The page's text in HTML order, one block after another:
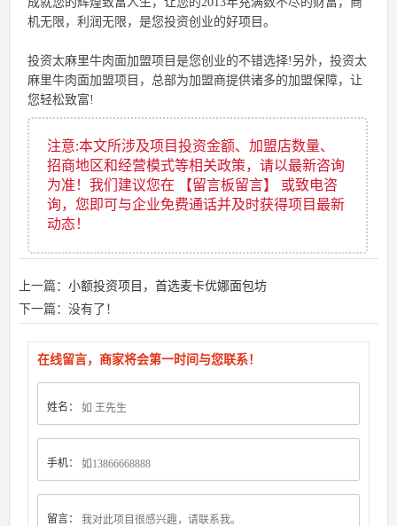
机无限，利润无限，是您投资创业的好项目。
投资太麻里牛肉面加盟项目是您创业的不错选择!另外，投资太
麻里牛肉面加盟项目，总部为加盟商提供诸多的加盟保障，让
您轻松致富!
注意:本文所涉及项目投资金额、加盟店数量、
招商地区和经营模式等相关政策，请以最新咨询
为准！我们建议您在 【留言板留言】 或致电咨
询，您即可与企业免费通话并及时获得项目最新
动态！
上一篇： 小额投资项目，首选麦卡优娜面包坊
下一篇：没有了！
在线留言，商家将会第一时间与您联系！
姓名：
手机：
留言：